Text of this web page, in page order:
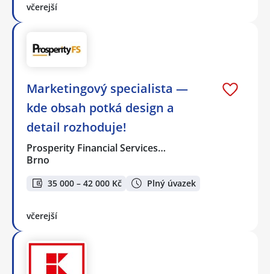
včerejší
Marketingový specialista —
kde obsah potká design a
detail rozhoduje!
Prosperity Financial Services…
Brno
35 000 – 42 000 Kč Plný úvazek
včerejší